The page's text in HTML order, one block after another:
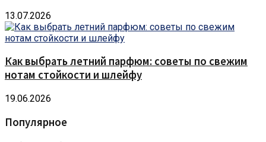
13.07.2026
Как выбрать летний парфюм: советы по свежим
нотам стойкости и шлейфу
19.06.2026
Популярное